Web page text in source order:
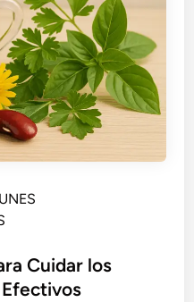
Cuidar los